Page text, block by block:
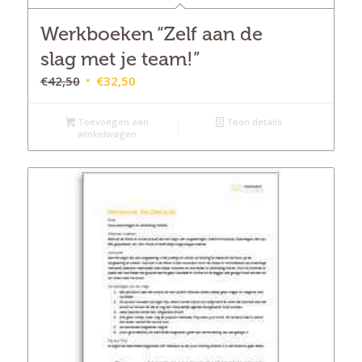
Werkboeken “Zelf aan de
slag met je team!”
€42,50 Oorspronkelijke
was:
€42,50.
€32,50Huidige
is:
€32,50.
Toevoegen aan
winkelwagen
Toon details